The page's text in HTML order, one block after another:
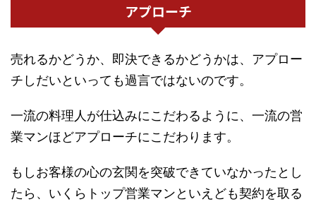
アプローチ
売れるかどうか、即決できるかどうかは、アプロー
チしだいといっても過言ではないのです。
一流の料理人が仕込みにこだわるように、一流の営
業マンほどアプローチにこだわります。
もしお客様の心の玄関を突破できていなかったとし
たら、いくらトップ営業マンといえども契約を取る